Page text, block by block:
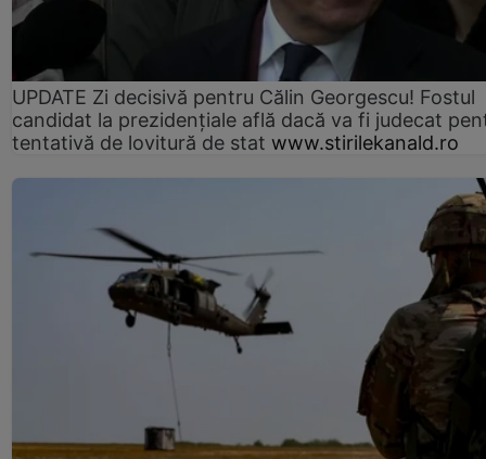
UPDATE Zi decisivă pentru Călin Georgescu! Fostul
candidat la prezidențiale află dacă va fi judecat
tentativă de lovitură de stat www.stirilekanald.ro